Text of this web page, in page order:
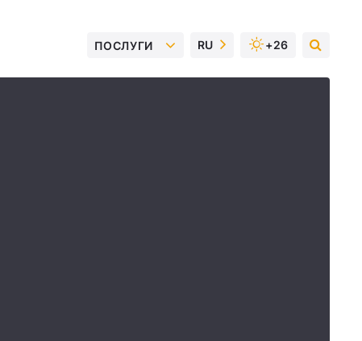
ПОСЛУГИ RU +26